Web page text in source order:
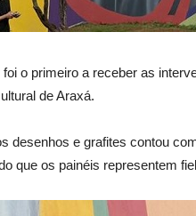
o primeiro a receber as
de Araxá.
desenhos e grafites contou
que os painéis representem